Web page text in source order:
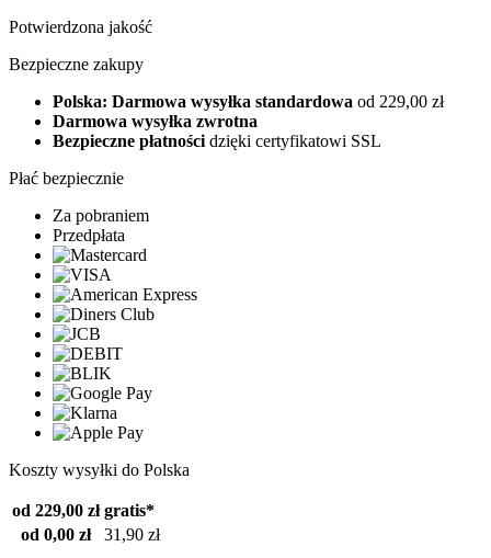
Potwierdzona jakość
Bezpieczne zakupy
Polska: Darmowa wysyłka standardowa od 229,00 zł
Darmowa wysyłka zwrotna
Bezpieczne płatności dzięki certyfikatowi SSL
Płać bezpiecznie
Za pobraniem
Przedpłata
Koszty wysyłki do Polska
od 229,00 zł gratis*
od 0,00 zł
31,90 zł